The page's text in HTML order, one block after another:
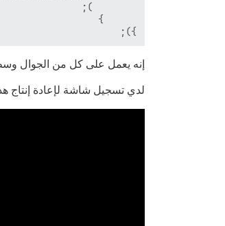
});
إنه يعمل على كل من الجوال
لدي تسجيل شاشة لإعادة إنتاج